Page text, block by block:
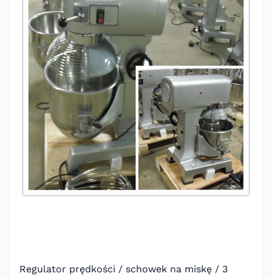
Regulator prędkości / schowek na miskę / 3